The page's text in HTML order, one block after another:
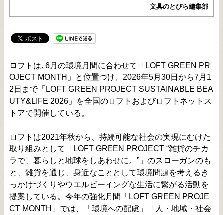
文具のとびら編集部
ロフトは､6月の環境月間に合わせて「LOFT GREEN PR
OJECT MONTH」と位置づけ、2026年5月30日から7月1
2日まで「LOFT GREEN PROJECT SUSTAINABLE BEA
UTY&LIFE 2026」を全国のロフトおよびロフトネットス
トアで開催している。
ロフトは2021年秋から、持続可能な社会の実現にむけた
取り組みとして「LOFT GREEN PROJECT “雑貨のチカ
ラで、暮らしと地球をしあわせに。”」のスローガンのも
と、雑貨を通じ、身近なこととして環境問題を考えるき
っかけづくりやウエルビーイングな生活に繋がる活動を
提案している。今年の強化月間「LOFT GREEN PROJE
CT MONTH」では、「環境への配慮」「人・地域・社会